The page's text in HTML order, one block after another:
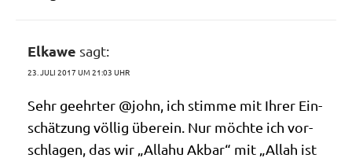
Elkawe sagt:
23. JULI 2017 UM 21:03 UHR
Sehr geehr­ter @john, ich stim­me mit Ihrer Ein­
schät­zung völ­lig über­ein. Nur möch­te ich vor­
schla­gen, das wir „Alla­hu Akbar“ mit „Allah ist